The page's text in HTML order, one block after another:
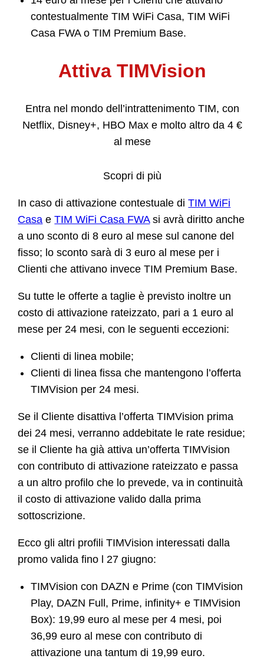
contestualmente TIM WiFi Casa, TIM WiFi
Casa FWA o TIM Premium Base.
Attiva TIMVision
Entra nel mondo dell’intrattenimento TIM, con
Netflix, Disney+, HBO Max e molto altro da 4 €
al mese
Scopri di più
In caso di attivazione contestuale diTIM WiFi
Casa eTIM WiFi Casa FWAsi avrà diritto anche
a uno sconto di 8 euro al mese sul canone del
fisso; lo sconto sarà di 3 euro al mese per i
Clienti che attivano invece TIM Premium Base.
Su tutte le offerte a taglie è previsto inoltre un
costo di attivazione rateizzato, pari a 1 euro al
mese per 24 mesi, con le seguenti eccezioni:
Clienti di linea mobile;
Clienti di linea fissa che mantengono l’offerta
TIMVision per 24 mesi.
Se il Cliente disattiva l’offerta TIMVision prima
dei 24 mesi, verranno addebitate le rate residue;
se il Cliente ha già attiva un’offerta TIMVision
con contributo di attivazione rateizzato e passa
a un altro profilo che lo prevede, va in continuità
il costo di attivazione valido dalla prima
sottoscrizione.
Ecco gli altri profili TIMVision interessati dalla
promo valida fino l 27 giugno:
TIMVision con DAZN e Prime (con TIMVision
Play, DAZN Full, Prime, infinity+ e TIMVision
Box): 19,99 euro al mese per 4 mesi, poi
36,99 euro al mese con contributo di
attivazione una tantum di 19,99 euro.